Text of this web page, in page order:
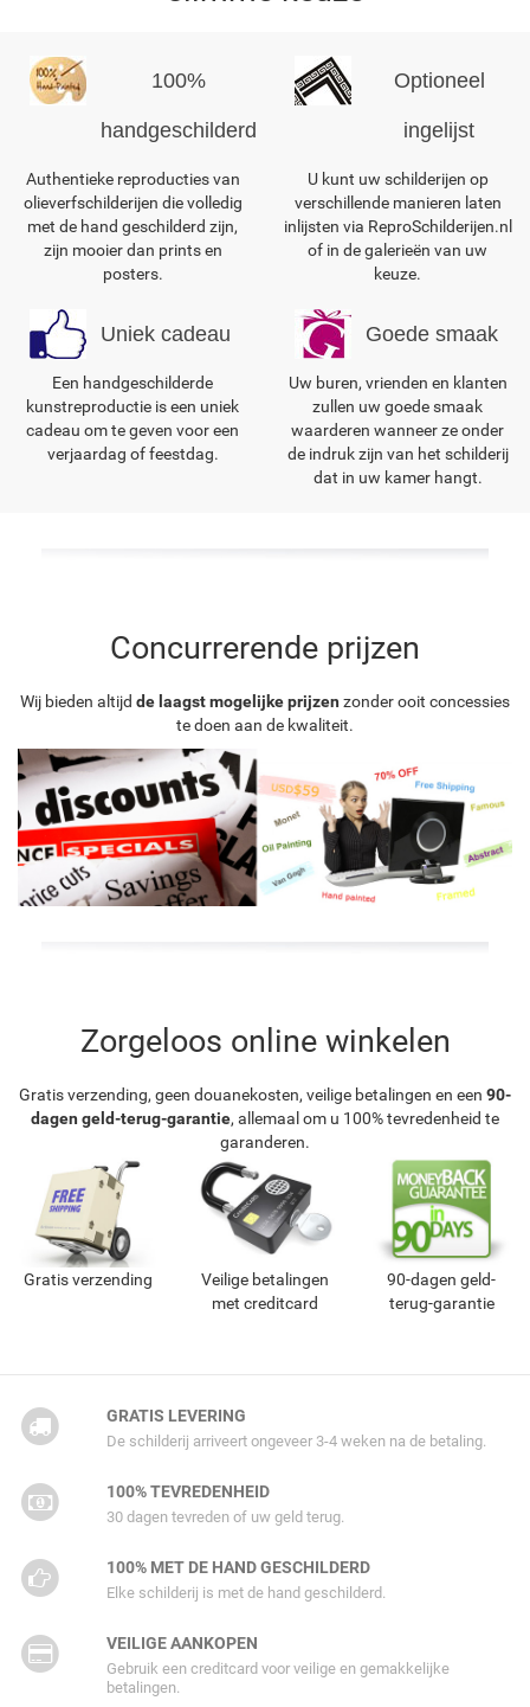
100%
handgeschilderd
Authentieke reproducties van
olieverfschilderijen die volledig
met de hand geschilderd zijn,
zijn mooier dan prints en
posters.
Optioneel
ingelijst
U kunt uw schilderijen op
verschillende manieren laten
inlijsten via ReproSchilderijen.nl
of in de galerieën van uw
keuze.
Uniek cadeau
Een handgeschilderde
kunstreproductie is een uniek
cadeau om te geven voor een
verjaardag of feestdag.
Goede smaak
Uw buren, vrienden en klanten
zullen uw goede smaak
waarderen wanneer ze onder
de indruk zijn van het schilderij
dat in uw kamer hangt.
Concurrerende prijzen
Wij bieden altijd de laagst mogelijke prijzen zonder ooit concessies
te doen aan de kwaliteit.
Zorgeloos online winkelen
Gratis verzending, geen douanekosten, veilige betalingen en een 90-
dagen geld-terug-garantie, allemaal om u 100% tevredenheid te
garanderen.
Gratis verzending
Veilige betalingen
met creditcard
90-dagen geld-
terug-garantie
GRATIS LEVERING
De schilderij arriveert ongeveer 3-4 weken na de betaling.
100% TEVREDENHEID
30 dagen tevreden of uw geld terug.
100% MET DE HAND GESCHILDERD
Elke schilderij is met de hand geschilderd.
VEILIGE AANKOPEN
Gebruik een creditcard voor veilige en gemakkelijke
betalingen.